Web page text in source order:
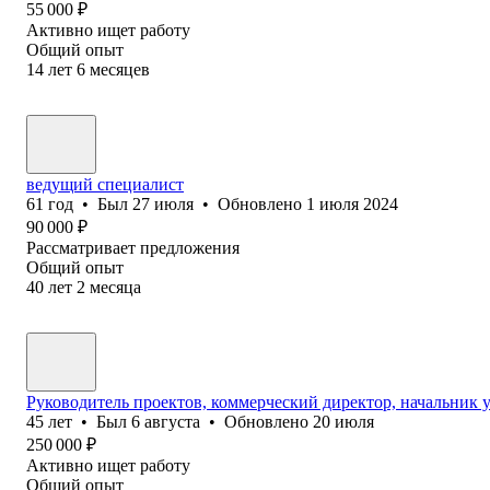
55 000 ₽
Активно ищет работу
Общий опыт
14 лет 6 месяцев
ведущий специалист
61 год • Был 27 июля • Обновлено 1 июля 2024
90 000 ₽
Рассматривает предложения
Общий опыт
40 лет 2 месяца
Руководитель проектов, коммерческий директор, начальник
45 лет • Был 6 августа • Обновлено 20 июля
250 000 ₽
Активно ищет работу
Общий опыт